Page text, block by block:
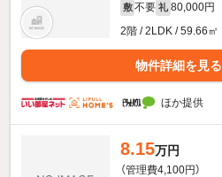
敷 不要 礼 80,000円
2階 / 2LDK / 59.66㎡
物件詳細を見る
ほか提供
8.15万円
（管理費4,100円）